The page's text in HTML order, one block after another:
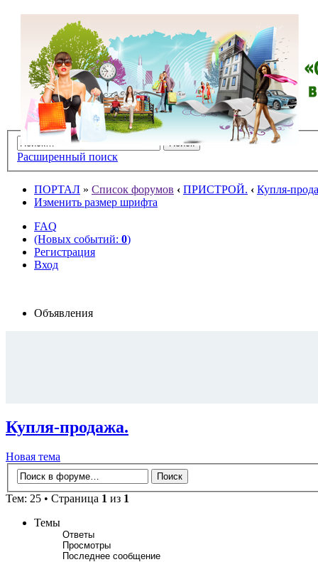
Расширенный поиск
ПОРТАЛ » Список форумов ‹ ПРИСТРОЙ. ‹ Купля-
Изменить размер шрифта
FAQ
(Новых событий: 0)
Регистрация
Вход
Объявления
Купля-продажа.
Новая тема
Тем: 25 • Страница 1 из 1
Темы
Ответы
Просмотры
Последнее сообщение